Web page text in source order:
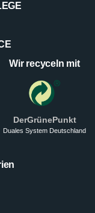
Wir recyceln mit
DerGrünePunkt
Duales System Deutschland